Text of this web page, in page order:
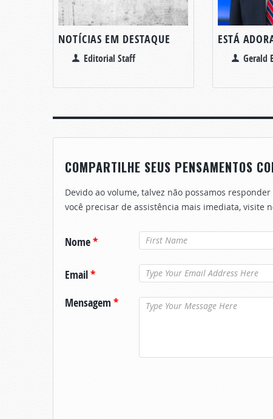
NOTÍCIAS EM DESTAQUE
Editorial Staff
ESTÁ
Gerald
COMPARTILHE SEUS PENSAMENTOS
Devido ao volume, talvez não possamos
você precisar de assistência mais imediata, visite
Nome*
Email*
Mensagem *